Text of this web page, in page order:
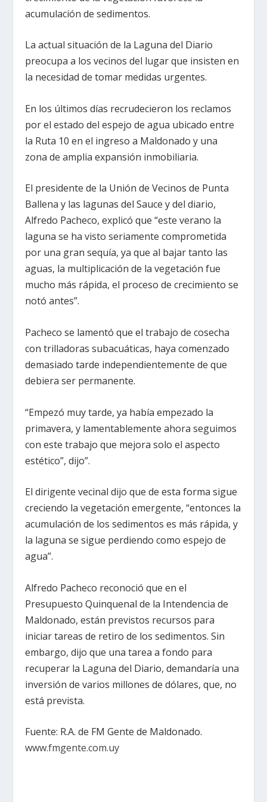
acumulación de sedimentos.
La actual situación de la Laguna del Diario
preocupa a los vecinos del lugar que insisten en
la necesidad de tomar medidas urgentes.
En los últimos días recrudecieron los reclamos
por el estado del espejo de agua ubicado entre
la Ruta 10 en el ingreso a Maldonado y una
zona de amplia expansión inmobiliaria.
El presidente de la Unión de Vecinos de Punta
Ballena y las lagunas del Sauce y del diario,
Alfredo Pacheco, explicó que “este verano la
laguna se ha visto seriamente comprometida
por una gran sequía, ya que al bajar tanto las
aguas, la multiplicación de la vegetación fue
mucho más rápida, el proceso de crecimiento se
notó antes”.
Pacheco se lamentó que el trabajo de cosecha
con trilladoras subacuáticas, haya comenzado
demasiado tarde independientemente de que
debiera ser permanente.
“Empezó muy tarde, ya había empezado la
primavera, y lamentablemente ahora seguimos
con este trabajo que mejora solo el aspecto
estético”, dijo”.
El dirigente vecinal dijo que de esta forma sigue
creciendo la vegetación emergente, “entonces la
acumulación de los sedimentos es más rápida, y
la laguna se sigue perdiendo como espejo de
agua”.
Alfredo Pacheco reconoció que en el
Presupuesto Quinquenal de la Intendencia de
Maldonado, están previstos recursos para
iniciar tareas de retiro de los sedimentos. Sin
embargo, dijo que una tarea a fondo para
recuperar la Laguna del Diario, demandaría una
inversión de varios millones de dólares, que, no
está prevista.
Fuente: R.A. de FM Gente de Maldonado.
www.fmgente.com.uy